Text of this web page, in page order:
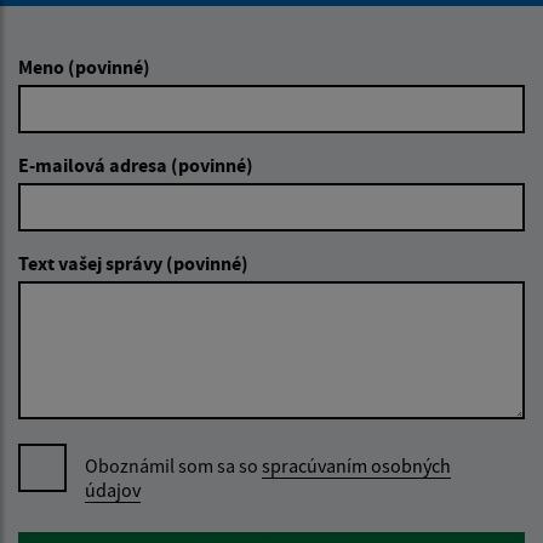
Meno (povinné)
E-mailová adresa (povinné)
Text vašej správy (povinné)
Oboznámil som sa so spracúvaním osobných
údajov